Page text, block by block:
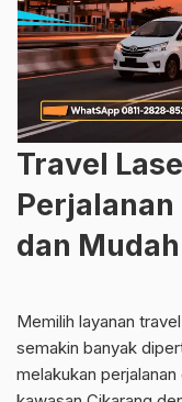
Travel
dan Mudah
Memilih layanan
semakin banyak
melakukan